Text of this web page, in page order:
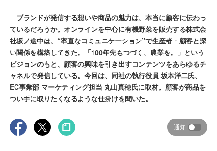
ブランドが発信する想いや商品の魅力は、本当に顧客に伝わっ
ているだろうか。オンラインを中心に有機野菜を販売する株式会
社坂ノ途中は、“率直なコミュニケーション”で生産者・顧客と深
い関係を構築してきた。「100年先もつづく、農業を。」という
ビジョンのもと、顧客の興味を引き出すコンテンツをあらゆるチ
ャネルで発信している。今回は、同社の執行役員 坂本洋二氏、
EC事業部 マーケティング担当 丸山真穂氏に取材。顧客が商品を
つい手に取りたくなるような仕掛けを聞いた。
通知